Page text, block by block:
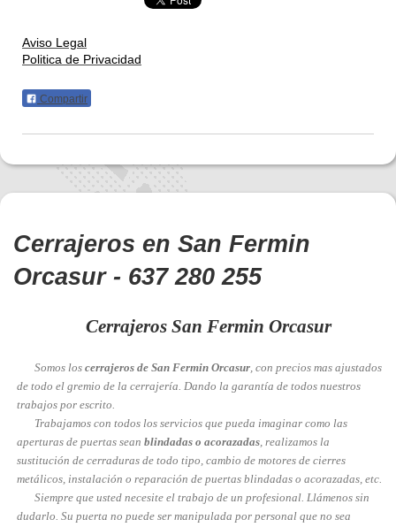
Aviso Legal
Politica de Privacidad
Compartir
Cerrajeros en San Fermin
Orcasur - 637 280 255
Cerrajeros San Fermin Orcasur
Somos los cerrajeros de San Fermin Orcasur, con precios mas ajustados
de todo el gremio de la cerrajería. Dando la garantía de todos nuestros
trabajos por escrito.
Trabajamos con todos los servicios que pueda imaginar como las
aperturas de puertas sean blindadas o acorazadas, realizamos la
sustitución de cerraduras de todo tipo, cambio de motores de cierres
metálicos, instalación o reparación de puertas blindadas o acorazadas, etc.
Siempre que usted necesite el trabajo de un profesional. Llámenos sin
dudarlo. Su puerta no puede ser manipulada por personal que no sea